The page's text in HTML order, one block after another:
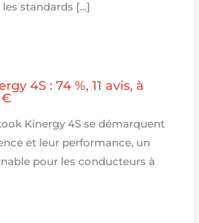
les standards […]
4S : 74 %, 11 avis, à
€
Kinergy 4S se démarquent
et leur performance, un
pour les conducteurs à